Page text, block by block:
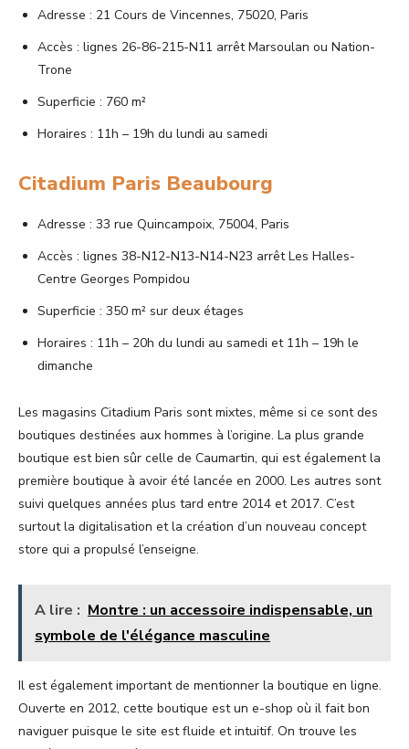
Adresse : 21 Cours de Vincennes, 75020, Paris
Accès : lignes 26-86-215-N11 arrêt Marsoulan ou Nation-
Trone
Superficie : 760 m²
Horaires : 11h – 19h du lundi au samedi
Citadium Paris Beaubourg
Adresse : 33 rue Quincampoix, 75004, Paris
Accès : lignes 38-N12-N13-N14-N23 arrêt Les Halles-
Centre Georges Pompidou
Superficie : 350 m² sur deux étages
Horaires : 11h – 20h du lundi au samedi et 11h – 19h le
dimanche
Les magasins Citadium Paris sont mixtes, même si ce sont des
boutiques destinées aux hommes à l’origine. La plus grande
boutique est bien sûr celle de Caumartin, qui est également la
première boutique à avoir été lancée en 2000. Les autres sont
suivi quelques années plus tard entre 2014 et 2017. C’est
surtout la digitalisation et la création d’un nouveau concept
store qui a propulsé l’enseigne.
A lire : Montre : un accessoire indispensable, un
symbole de l'élégance masculine
Il est également important de mentionner la boutique en ligne.
Ouverte en 2012, cette boutique est un e-shop où il fait bon
naviguer puisque le site est fluide et intuitif. On trouve les